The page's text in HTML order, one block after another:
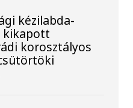
kézilabda-
kikapott
korosztályos